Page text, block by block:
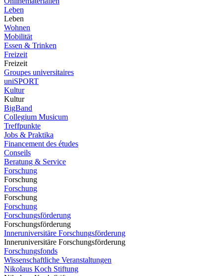
Leben
Leben
Wohnen
Mobilität
Essen & Trinken
Freizeit
Freizeit
Groupes universitaires
uniSPORT
Kultur
Kultur
BigBand
Collegium Musicum
Treffpunkte
Jobs & Praktika
Financement des études
Conseils
Beratung & Service
Forschung
Forschung
Forschung
Forschung
Forschung
Forschungsförderung
Forschungsförderung
Inneruniversitäre Forschungsförderung
Inneruniversitäre Forschungsförderung
Forschungsfonds
Wissenschaftliche Veranstaltungen
Nikolaus Koch Stiftung